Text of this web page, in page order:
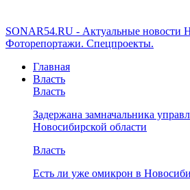
SONAR54.RU - Актуальные новости
Фоторепортажи. Спецпроекты.
Главная
Власть
Власть
Задержана замначальника
Новосибирской области
Власть
Есть ли уже омикрон в